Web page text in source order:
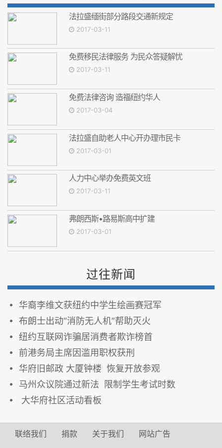
法拉盛缅街部分路段交通新规定
2017-03-11
免费移民法律服务 为民众答疑解忧
2017-03-11
免费法律咨询 造福纽约华人
2017-03-04
法拉盛自助老人中心开办理市民卡
2017-03-01
人力中心举办免费英文班
2017-03-11
弗朗西斯•路易斯高中扩建
2017-03-01
过往新闻
华裔李维文获纽约中学生绘画赛冠军
布朗士出动“消防无人机”帮助灭火
纽约互联网诈骗居消费者欺诈榜首
前港务局主席因滥用职权获刑
华府旧邮政 大厦钟楼 恢复开放参观
马州众议院通过新法 限制学生考试时数
大华府社区活动看板
联络我们 捐款 关于我们 网站广告